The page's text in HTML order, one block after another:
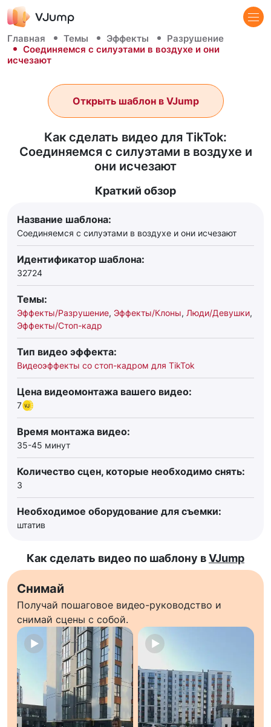
Главная Темы Эффекты
Разрушение
Соединяемся с силуэтами в воздухе и они
исчезают
Как сделать видео для TikTok:
Соединяемся с силуэтами в воздухе и
они исчезают
Открыть шаблон в VJump
Краткий обзор
Название шаблона:
Соединяемся с силуэтами в воздухе и они исчезают
Идентификатор шаблона:
32724
Темы:
Эффекты/Разрушение, Эффекты/Клоны, Люди/Девушки,
Эффекты/Стоп-кадр
Тип видео эффекта:
Видеоэффекты со стоп-кадром для TikTok
Цена видеомонтажа вашего видео:
7
Время монтажа видео:
35-45 минут
Количество сцен, которые необходимо снять:
3
Необходимое оборудование для съемки:
штатив
Как сделать видео по шаблону вVJump
Снимай
Получай пошаговое видео-руководство и
снимай сцены с собой.